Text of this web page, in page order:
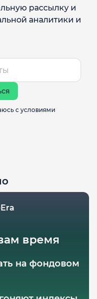
рассылку и
аналитики и
с условиями
время
на фондовом